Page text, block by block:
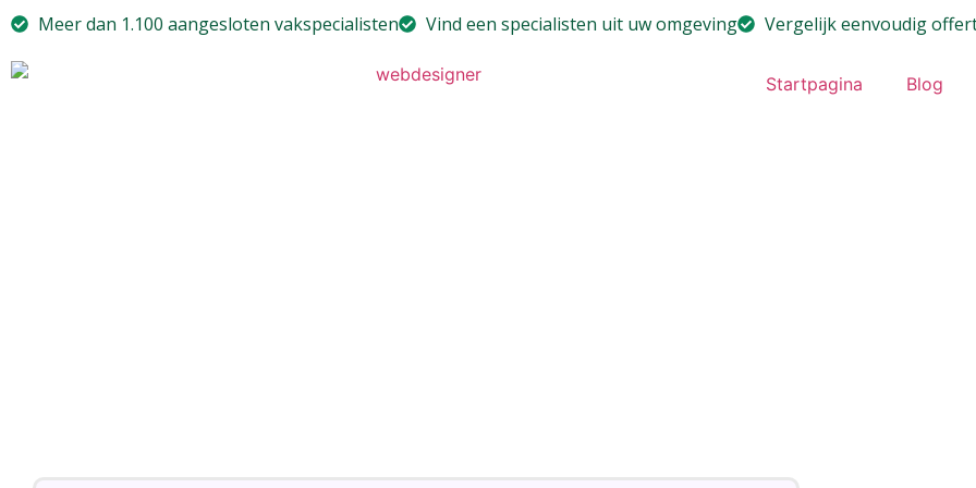
Meer dan 1.100 aangesloten vakspecialisten Vind een specialisten uit uw omgeving Vergelijk eenvoudig
Startpagina Blog